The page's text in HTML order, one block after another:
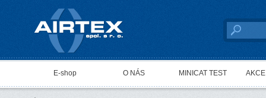
AIRTEX spol. s r. o.
E-shop O NÁS MINICAT TEST